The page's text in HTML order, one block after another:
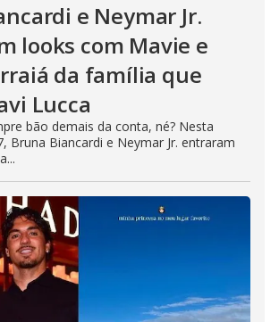
e Neymar Jr.
looks com Mavie e
da família que
Lucca
bão demais da conta, né? Nesta
Bruna Biancardi e Neymar Jr. entraram